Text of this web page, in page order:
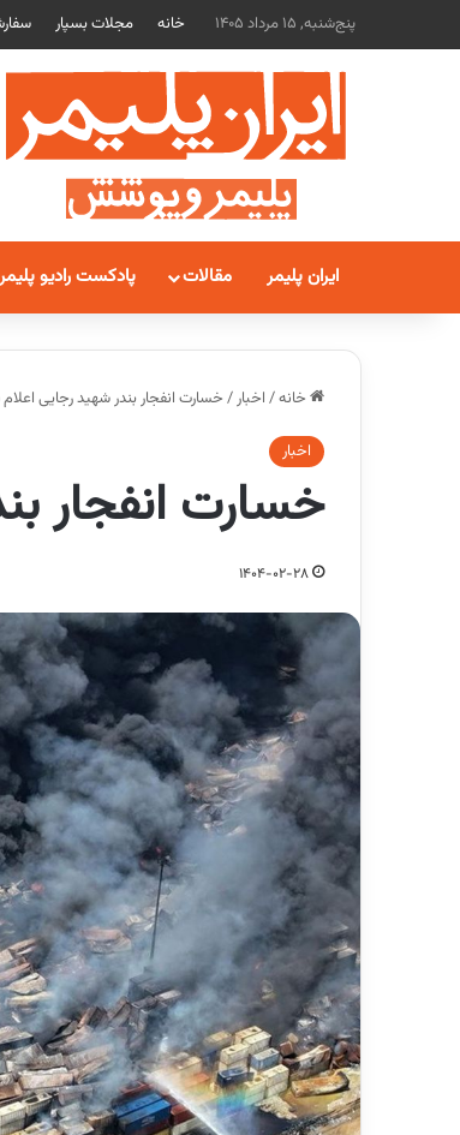
پنج‌شنبه, 15 مرداد 1405 خانه مجلات بسپار
ایران پلیمر مقالات پادکست رادیو پلیمر
خانه/ اخبار/ خسارت انفجار بندر شهید رجایی
اخبار
خسارت انفجار
1404-02-28